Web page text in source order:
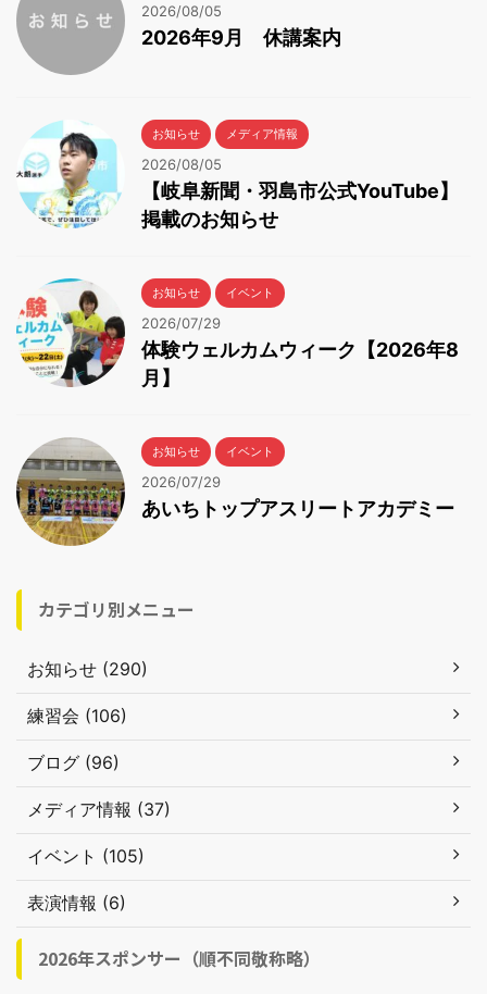
2026/08/05
2026年9月 休講案内
お知らせ メディア情報
2026/08/05
【岐阜新聞・羽島市公式YouTube】
掲載のお知らせ
お知らせ イベント
2026/07/29
体験ウェルカムウィーク【2026年8
月】
お知らせ イベント
2026/07/29
あいちトップアスリートアカデミー
カテゴリ別メニュー
お知らせ (290)
練習会 (106)
ブログ (96)
メディア情報 (37)
イベント (105)
表演情報 (6)
2026年スポンサー（順不同敬称略）